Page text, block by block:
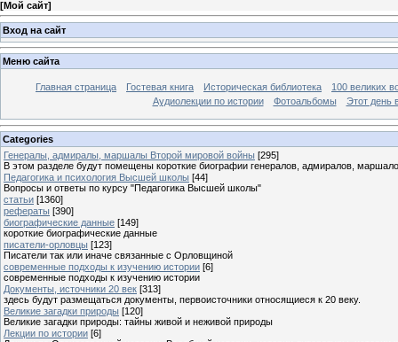
[Мой сайт]
Вход на сайт
Меню сайта
Главная страница Гостевая книга Историческая библиотека
100 великих
Аудиолекции по истории
Фотоальбомы Этот день
Categories
Генералы, адмиралы, маршалы Второй мировой войны [295]
В этом разделе будут помещены короткие биографии генералов, адмиралов,
Педагогика и психология Высшей школы [44]
Вопросы и ответы по курсу "Педагогика Высшей школы"
статьи [1360]
рефераты [390]
биографические данные [149]
короткие биографические данные
писатели-орловцы [123]
Писатели так или иначе связанные с Орловщиной
современные подходы к изучению истории [6]
современные подходы к изучению истории
Документы, источники 20 век [313]
здесь будут размещаться документы, первоисточники относящиеся к 20 веку.
Великие загадки природы [120]
Великие загадки природы: тайны живой и неживой природы
Лекции по истории [6]